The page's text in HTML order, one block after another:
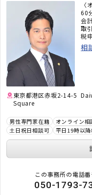
〈
60
会
取
税
く
ご
相
東京都港区赤坂2-14-5
Square
男性専門家在籍 オンライン相
土日祝日相談可
平日19時以
この事務所の電話
050-1793-